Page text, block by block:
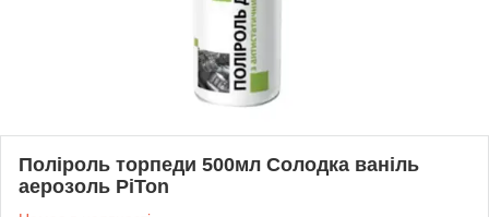
Поліроль торпеди 500мл Солодка ваніль
аерозоль PiTon